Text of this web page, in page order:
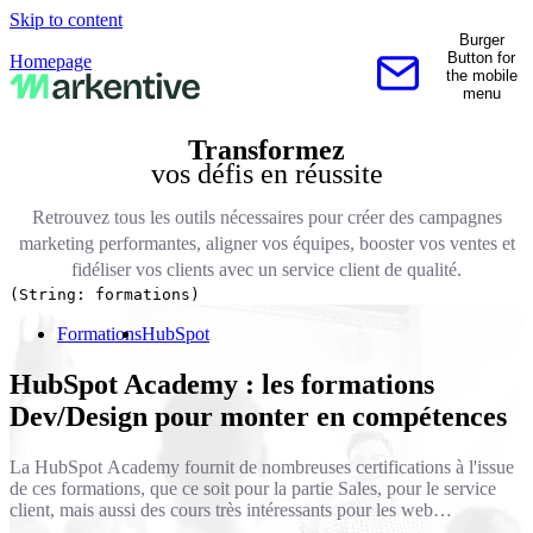
Skip to content
Homepage
Contactez-nous
Burger
Button for
the mobile
menu
Transformez
vos défis en réussite
Retrouvez tous les outils nécessaires pour créer des campagnes
marketing performantes, aligner vos équipes, booster vos ventes et
fidéliser vos clients avec un service client de qualité.
(String: formations)
FormationsHubSpot
HubSpot Academy : les formations
Dev/Design pour monter en compétences
La HubSpot Academy fournit de nombreuses certifications à l'issue
de ces formations, que ce soit pour la partie Sales, pour le service
client, mais aussi des cours très intéressants pour les web